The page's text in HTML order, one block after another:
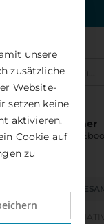
Bücher
und
&
unsere
zusätzliche
Website-
setzen keine
aktivieren.
Cookie auf
zu